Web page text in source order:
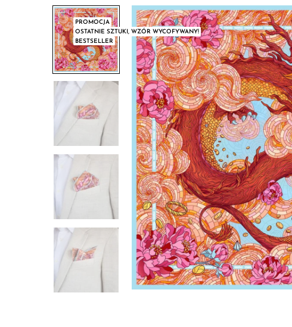
PROMOCJA
OSTATNIE SZTUKI, WZÓR WYCOFYWANY!
BESTSELLER